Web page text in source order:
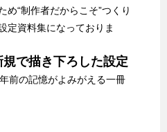
め“制作者だからこそ”つくり
定資料集になっておりま
で描き下ろした設定
前の記憶がよみがえる一冊